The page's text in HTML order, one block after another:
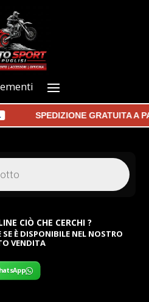
SPEDIZIONE GRATUITA A
CIÒ CHE CERCHI ?
SE È DISPONIBILE NEL NOSTRO
VENDITA